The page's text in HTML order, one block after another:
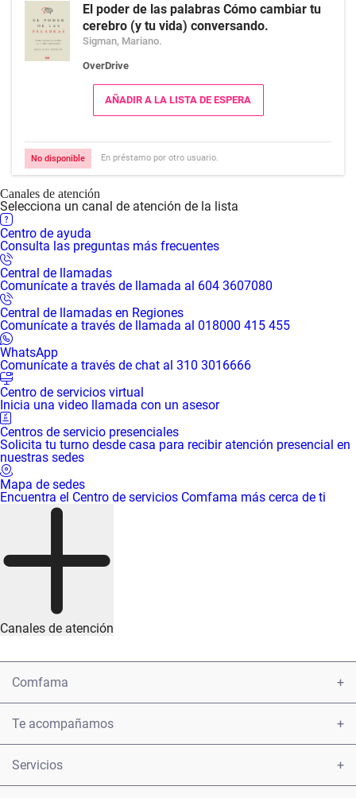
El poder de las palabras Cómo cambiar tu
cerebro (y tu vida) conversando.
Sigman, Mariano.
OverDrive
AÑADIR A LA LISTA DE ESPERA
No disponible En préstamo por otro usuario.
Canales de atención
Selecciona un canal de atención de la lista
Centro de ayuda
Consulta las preguntas más frecuentes
Central de llamadas
Comunícate a través de llamada al 604 3607080
Central de llamadas en Regiones
Comunícate a través de llamada al 018000 415 455
WhatsApp
Comunícate a través de chat al 310 3016666
Centro de servicios virtual
Inicia una video llamada con un asesor
Centros de servicio presenciales
Solicita tu turno desde casa para recibir atención presencial en
nuestras sedes
Mapa de sedes
Encuentra el Centro de servicios Comfama más cerca de ti
Canales de atención
Comfama
Encuéntranos
Te acompañamos
Presentar una petición u observación sobre los servicios
Servicios